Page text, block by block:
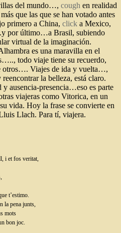
del mundo…, cough en realidad
que las que se han votado antes
primero a China, click a Mexico,
por último…a Brasil, subiendo
virtual de la imaginación.
es una maravilla en el
todo viaje tiene su recuerdo,
otros…. Viajes de ida y vuelta…,
la belleza, está claro.
ausencia-presencia…eso es parte
viajeras como Vitorica, en un
vida. Hoy la frase se convierte en
Llach. Para tí, viajera.
i et fos veritat,
t’estimo.
la pena junts,
mots
bon joc.